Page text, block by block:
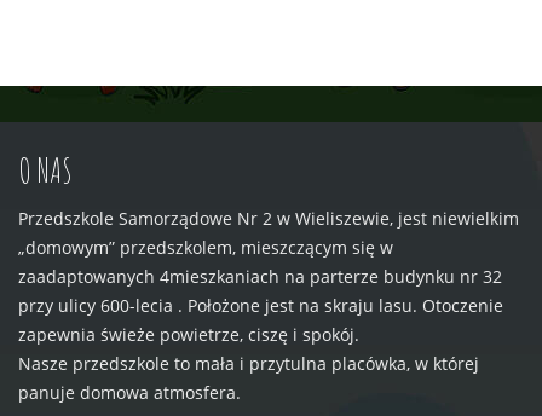
O NAS
Przedszkole Samorządowe Nr 2 w Wieliszewie, jest niewielkim
„domowym” przedszkolem, mieszczącym się w
zaadaptowanych 4mieszkaniach na parterze budynku nr 32
przy ulicy 600-lecia . Położone jest na skraju lasu. Otoczenie
zapewnia świeże powietrze, ciszę i spokój.
Nasze przedszkole to mała i przytulna placówka, w której
panuje domowa atmosfera.